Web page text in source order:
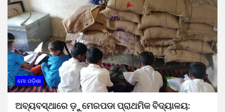
ମୋ ଓଡ଼ିଶା
ଅବ୍ୟବସ୍ଥାରେ ଡ଼ୁମେରପଡା ପ୍ରାଥମିକ ବିଦ୍ୟାଳୟ: